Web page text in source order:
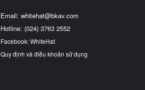
Email: whitehat@bkav.com
Hotline: (024) 3763 2552
Facebook: WhiteHat
Quy định và điều khoản sử dụng